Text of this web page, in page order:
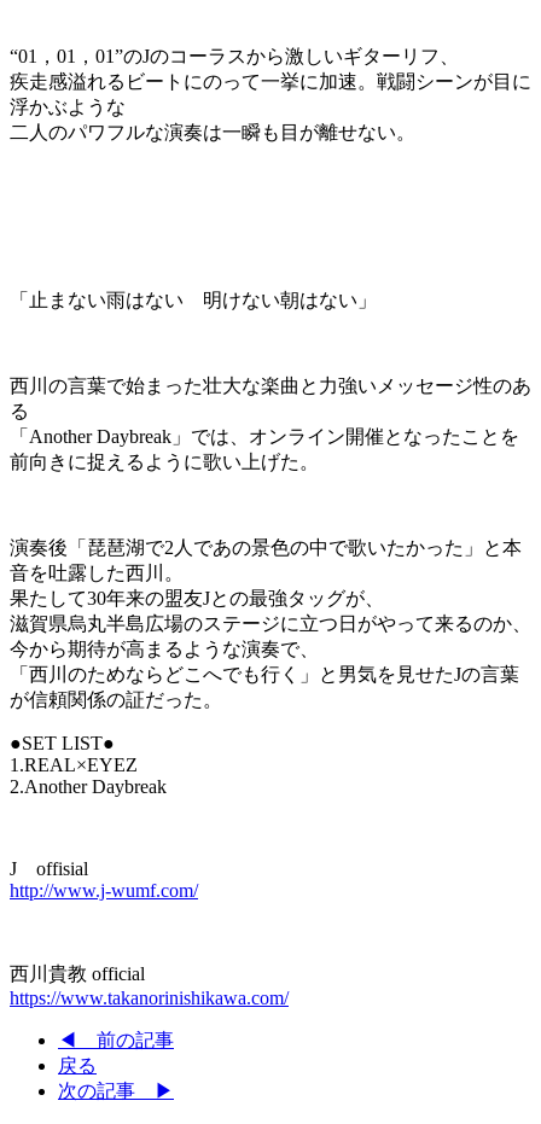
“01，01，01”のJのコーラスから激しいギターリフ、
疾走感溢れるビートにのって一挙に加速。戦闘シーンが目に
浮かぶような
二人のパワフルな演奏は一瞬も目が離せない。
「止まない雨はない 明けない朝はない」
西川の言葉で始まった壮大な楽曲と力強いメッセージ性のあ
る
「Another Daybreak」では、オンライン開催となったことを
前向きに捉えるように歌い上げた。
演奏後「琵琶湖で2人であの景色の中で歌いたかった」と本
音を吐露した西川。
果たして30年来の盟友Jとの最強タッグが、
滋賀県烏丸半島広場のステージに立つ日がやって来るのか、
今から期待が高まるような演奏で、
「西川のためならどこへでも行く」と男気を見せたJの言葉
が信頼関係の証だった。
●SET LIST●
1.REAL×EYEZ
2.Another Daybreak
J offisial
http://www.j-wumf.com/
西川貴教 official
https://www.takanorinishikawa.com/
◀ 前の記事
戻る
次の記事 ▶